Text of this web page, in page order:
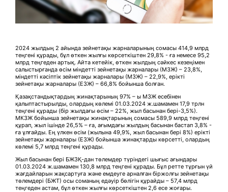
2024 жылдың 2 айында зейнетақы жарналарының сомасы 414,9 млрд
теңгені құрады, бұл өткен жылғы көрсеткіштен 29,8% - ға немесе 95,2
млрд теңгеден артық. Айта кетейік, өткен жылдың сәйкес кезеңімен
салыстырғанда өсім міндетті зейнетақы жарналары (МЗЖ) – 23,8%,
міндетті кәсіптік зейнетақы жарналары (МЗЖ) – 22,9%, ерікті
зейнетақы жарналары (ЕЗЖ) – 66,8% бойынша болған.
Қазақстандықтардың жинақтарының 97% – ы МЗЖ есебінен
қалыптастырылды, олардың көлемі 01.03.2024 ж.шамамен 17,9 трлн
теңгені құрады (бір жылдағы өсім – 22%, жыл басынан бері-3,5%).
МКЗЖ бойынша зейнетақы жинақтарының сомасы 589,9 млрд теңгені
құрап, жыл ішінде 26,5% – ға, ағымдағы жылдың басынан бастап 3,8% -
ға ұлғайды. Ең үлкен өсім (жылына 49,9%, жыл басынан бері 8%) ерікті
зейнетақы жарналары (ЕЗЖ) бойынша жинақтарды көрсетті, олардың
көлемі 5,7 млрд теңгені құрады.
Жыл басынан бері БЖЗҚ-дан төлемдер түріндегі шығыс ағындары
01.03.2024 ж.шамамен 130,8 млрд теңгені құрады. Бұл ретте тұрғын үй
жағдайларын жақсартуға және емдеуге арналған біржолғы зейнетақы
төлемдері (БЖТ) осы соманың едәуір бөлігін құрайды – 57,4 млрд
теңгеден астам, бұл өткен жылғы көрсеткіштен 2,6 есе жоғары.